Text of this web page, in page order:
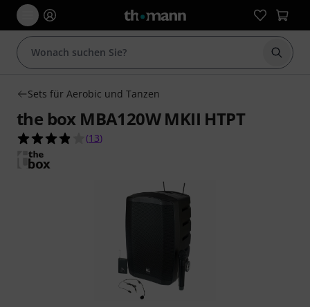
Suche
Sets für Aerobic und Tanzen
the box MBA120W MKII HTPT
3.8 von 5 Sternen aus 13 Kundenbewertungen
(13)